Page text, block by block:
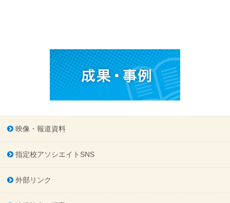
映像・報道資料
指定校アソシエイトSNS
外部リンク